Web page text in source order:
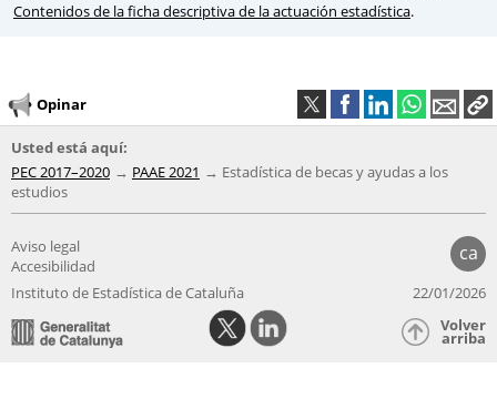
Contenidos de la ficha descriptiva de la actuación estadística.
Opinar
Usted está aquí:
PEC 2017–2020
PAAE 2021
Estadística de becas y ayudas a los
estudios
ca
Aviso legal
Accesibilidad
Instituto de Estadística de Cataluña
22/01/2026
Volver
arriba